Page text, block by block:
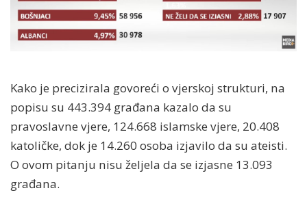
Kako je precizirala govoreći o vjerskoj strukturi, na
popisu su 443.394 građana kazalo da su
pravoslavne vjere, 124.668 islamske vjere, 20.408
katoličke, dok je 14.260 osoba izjavilo da su ateisti.
O ovom pitanju nisu željela da se izjasne 13.093
građana.